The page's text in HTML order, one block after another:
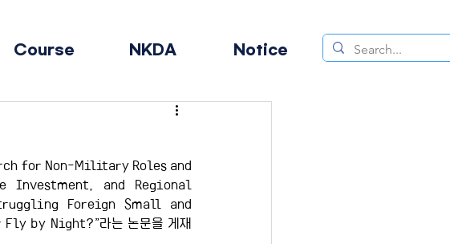
Course NKDA Notice
for Non-Military Roles and
Investment, and Regional
Foreign Small and
by Night?”라는 논문을 게재